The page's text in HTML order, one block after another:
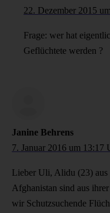
22. Dezember 2015
Frage: wer hat
Geflüchtete werden ?
Janine Behrens
7. Januar 2016 um 13:17
Lieber Uli, Alidu (23) aus
Afghanistan sind aus
wir Schutzsuchende